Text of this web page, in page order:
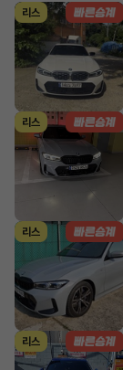
리스
리스
리스
리스